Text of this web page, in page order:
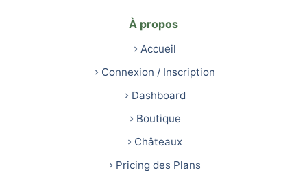
À propos
Accueil
Connexion / Inscription
Dashboard
Boutique
Châteaux
Pricing des Plans